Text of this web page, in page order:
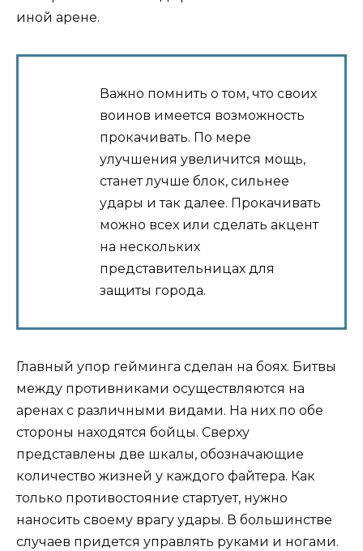
иной арене.
Важно помнить о том, что своих
воинов имеется возможность
прокачивать. По мере
улучшения увеличится мощь,
станет лучше блок, сильнее
удары и так далее. Прокачивать
можно всех или сделать акцент
на нескольких
представительницах для
защиты города.
Главный упор гейминга сделан на боях. Битвы
между противниками осуществляются на
аренах с различными видами. На них по обе
стороны находятся бойцы. Сверху
представлены две шкалы, обозначающие
количество жизней у каждого файтера. Как
только противостояние стартует, нужно
наносить своему врагу удары. В большинстве
случаев придется управлять руками и ногами.